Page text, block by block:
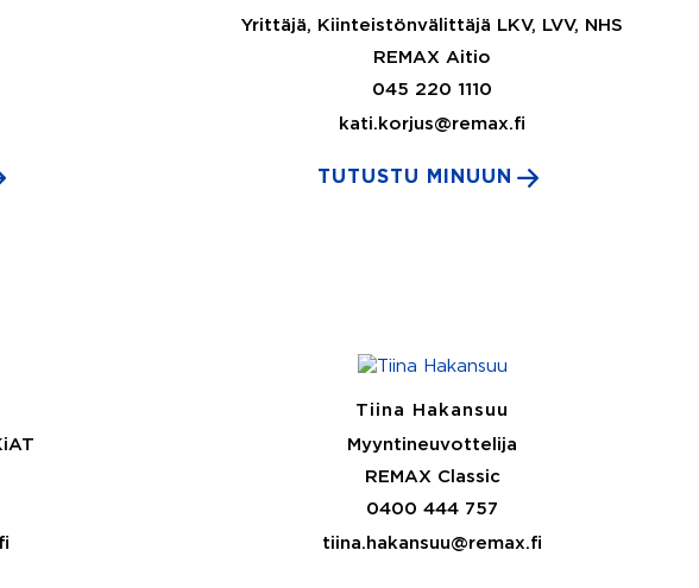
Yrittäjä, Kiinteistönvälittäjä LKV, LVV, NHS
REMAX Aitio
045 220 1110
kati.korjus@remax.fi
TUTUSTU MINUUN
Tiina Hakansuu
Myyntineuvottelija
REMAX Classic
0400 444 757
tiina.hakansuu@remax.fi